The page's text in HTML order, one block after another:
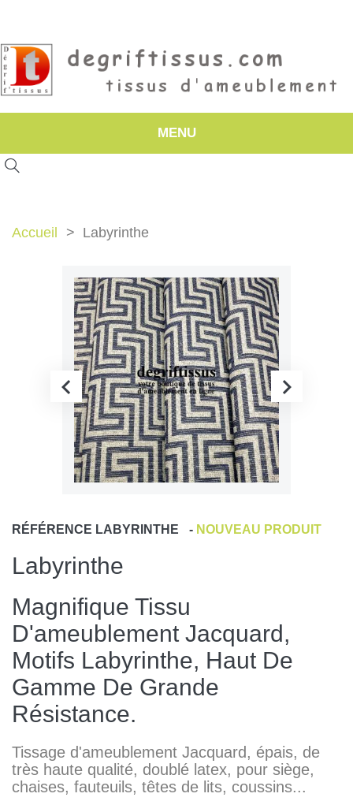
MENU
Accueil Labyrinthe
RÉFÉRENCE LABYRINTHE - NOUVEAU PRODUIT
Labyrinthe
Magnifique Tissu
D'ameublement Jacquard,
Motifs Labyrinthe, Haut De
Gamme De Grande
Résistance.
Tissage d'ameublement Jacquard, épais, de
très haute qualité, doublé latex, pour siège,
chaises, fauteuils, têtes de lits, coussins...